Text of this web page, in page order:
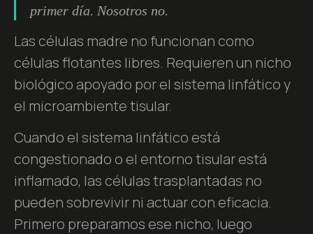
primer día. Nosotros no.
Las células madre no funcionan como
células flotantes libres. Requieren un nicho
biológico apoyado por el sistema linfático y
el microambiente tisular.
Cuando el sistema linfático está
congestionado o el entorno tisular está
inflamado, las células trasplantadas no
pueden sobrevivir ni actuar con eficacia.
Primero preparamos ese nicho, luego